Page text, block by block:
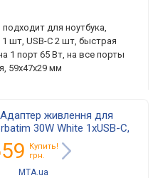
подходит для ноутбука,
шт, USB-C 2 шт, быстрая
1 порт 65 Вт, на все порты
59x47x29 мм
живлення для
30W White 1xUSB-C,
A, PD3.0, QC3.0
Купить!
грн.
MTA.ua